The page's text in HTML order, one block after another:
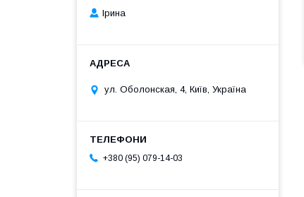
Ірина
ул. Оболонская, 4, Київ, Україна
+380 (95) 079-14-03